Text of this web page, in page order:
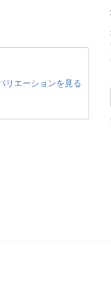
リエーションを見る